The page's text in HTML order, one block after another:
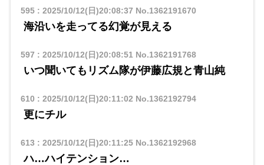
595: 2025/10/12(日)20:08:37 No.1362191670
海沿いを走ってる幻覚が見える
597 : 2025/10/12(日)20:08:51 No.1362191768
いつ聞いてもリズム隊が伊藤広規と青山純
610 : 2025/10/12(日)20:11:02 No.1362192794
更にチル
613 : 2025/10/12(日)20:11:25No.1362192968
ハ…ハイテンション…